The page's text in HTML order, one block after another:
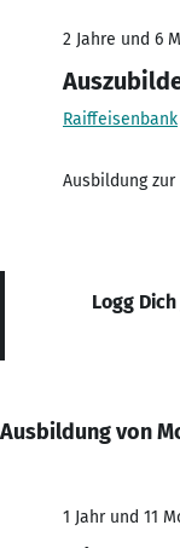
2 Jahre und 6
Raiffeisenbank
Ausbildung
Logg
Ausbildung von
1 Jahr und 11